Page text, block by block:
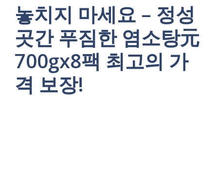
놓치지 마세요 – 정성
곳간 푸짐한 염소탕元
700gx8팩 최고의 가
격 보장!